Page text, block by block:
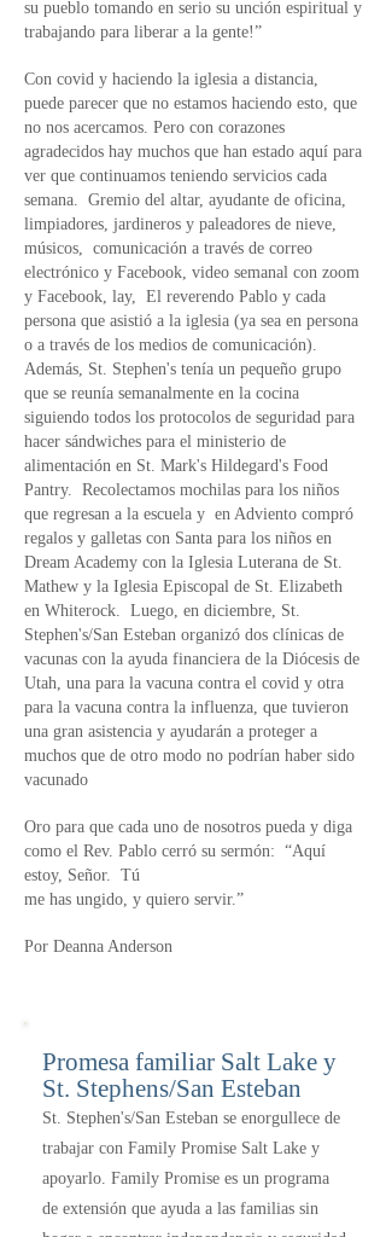
su pueblo tomando en serio su unción espiritual y
trabajando para liberar a la gente!”
Con covid y haciendo la iglesia a distancia,
puede parecer que no estamos haciendo esto, que
no nos acercamos. Pero con corazones
agradecidos hay muchos que han estado aquí para
ver que continuamos teniendo servicios cada
semana. Gremio del altar, ayudante de oficina,
limpiadores, jardineros y paleadores de nieve,
músicos, comunicación a través de correo
electrónico y Facebook, video semanal con zoom
y Facebook, lay, El reverendo Pablo y cada
persona que asistió a la iglesia (ya sea en persona
o a través de los medios de comunicación).
Además, St. Stephen's tenía un pequeño grupo
que se reunía semanalmente en la cocina
siguiendo todos los protocolos de seguridad para
hacer sándwiches para el ministerio de
alimentación en St. Mark's Hildegard's Food
Pantry. Recolectamos mochilas para los niños
que regresan a la escuela y en Adviento compró
regalos y galletas con Santa para los niños en
Dream Academy con la Iglesia Luterana de St.
Mathew y la Iglesia Episcopal de St. Elizabeth
en Whiterock. Luego, en diciembre, St.
Stephen's/San Esteban organizó dos clínicas de
vacunas con la ayuda financiera de la Diócesis de
Utah, una para la vacuna contra el covid y otra
para la vacuna contra la influenza, que tuvieron
una gran asistencia y ayudarán a proteger a
muchos que de otro modo no podrían haber sido
vacunado
Oro para que cada uno de nosotros pueda y diga
como el Rev. Pablo cerró su sermón: “Aquí
estoy, Señor. Tú
me has ungido, y quiero servir.”
Por Deanna Anderson
Promesa familiar Salt Lake y
St. Stephens/San Esteban
St. Stephen's/San Esteban se enorgullece de
trabajar con Family Promise Salt Lake y
apoyarlo. Family Promise es un programa
de extensión que ayuda a las familias sin